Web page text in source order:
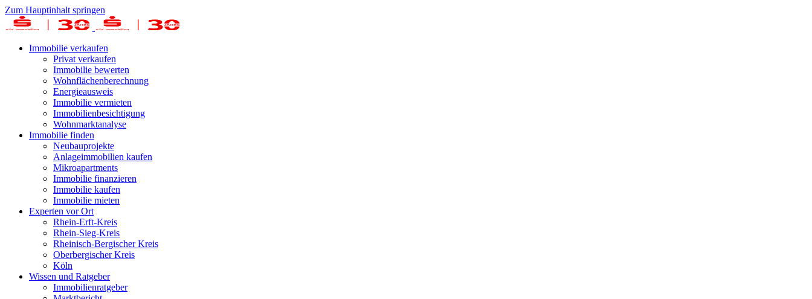
Zum Hauptinhalt springen
Immobilie verkaufen
Privat verkaufen
Immobilie bewerten
Wohnflächenberechnung
Energieausweis
Immobilie vermieten
Immobilienbesichtigung
Wohnmarktanalyse
Immobilie finden
Neubauprojekte
Anlageimmobilien kaufen
Mikroapartments
Immobilie finanzieren
Immobilie kaufen
Immobilie mieten
Experten vor Ort
Rhein-Erft-Kreis
Rhein-Sieg-Kreis
Rheinisch-Bergischer Kreis
Oberbergischer Kreis
Köln
Wissen und Ratgeber
Immobilienratgeber